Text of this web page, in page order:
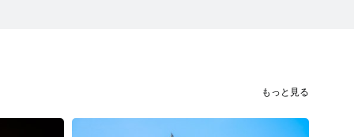
もっと見る